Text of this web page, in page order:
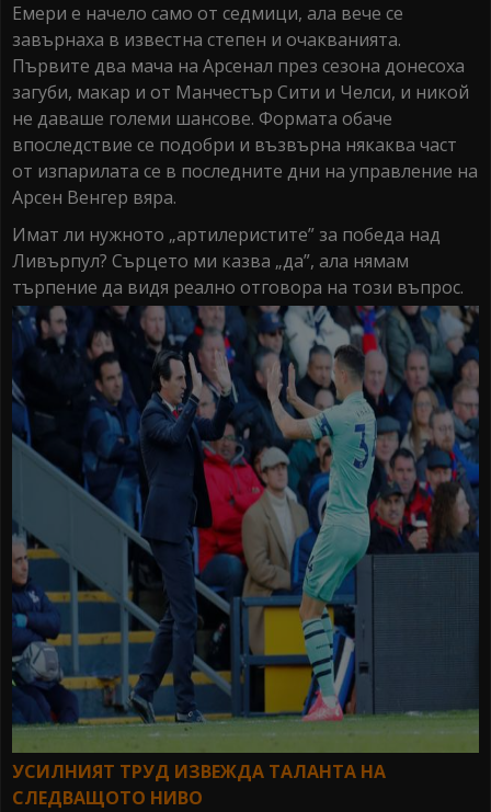
Емери е начело само от седмици, ала вече се
завърнаха в известна степен и очакванията.
Първите два мача на Арсенал през сезона донесоха
загуби, макар и от Манчестър Сити и Челси, и никой
не даваше големи шансове. Формата обаче
впоследствие се подобри и възвърна някаква част
от изпарилата се в последните дни на управление на
Арсен Венгер вяра.
Имат ли нужното „артилеристите” за победа над
Ливърпул? Сърцето ми казва „да”, ала нямам
търпение да видя реално отговора на този въпрос.
УСИЛНИЯТ ТРУД ИЗВЕЖДА ТАЛАНТА НА
СЛЕДВАЩОТО НИВО